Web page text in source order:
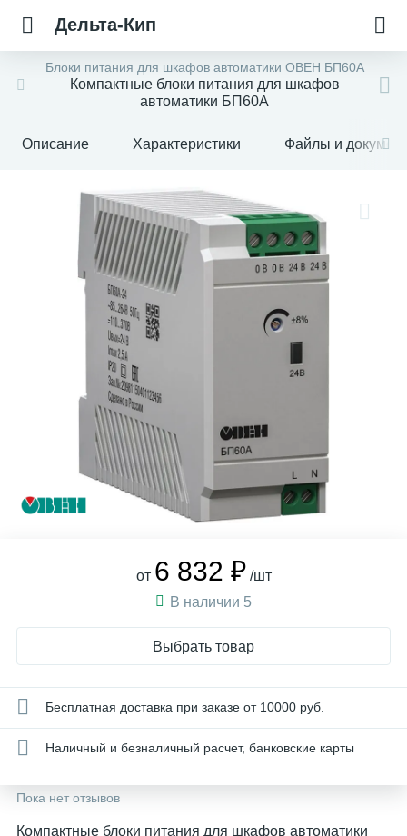
Дельта-Кип
Блоки питания для шкафов автоматики ОВЕН БП60А
Компактные блоки питания для шкафов
автоматики БП60А
Описание Характеристики Файлы и
от 6 832 ₽ /шт
В наличии 5
Выбрать товар
Бесплатная доставка при заказе от 10000 руб.
Наличный и безналичный расчет, банковские карты
Пока нет отзывов
Компактные блоки питания для шкафов автоматики